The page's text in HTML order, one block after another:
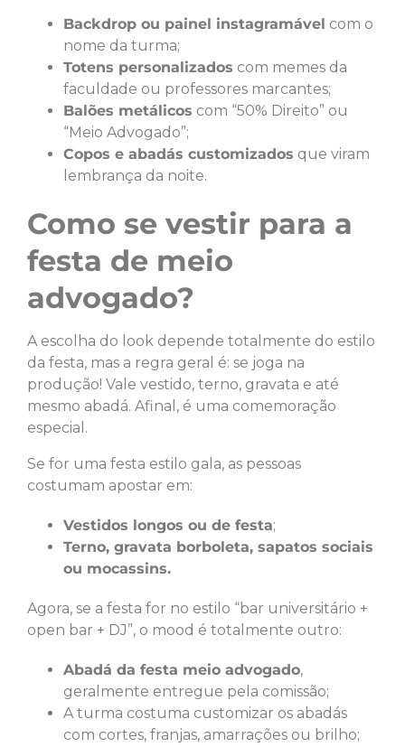
Backdrop ou painel instagramável com o
nome da turma;
Totens personalizados com memes da
faculdade ou professores marcantes;
Balões metálicos com “50% Direito” ou
“Meio Advogado”;
Copos e abadás customizados que viram
lembrança da noite.
Como se vestir para a
festa de meio
advogado?
A escolha do look depende totalmente do estilo
da festa, mas a regra geral é: se joga na
produção! Vale vestido, terno, gravata e até
mesmo abadá. Afinal, é uma comemoração
especial.
Se for uma festa estilo gala, as pessoas
costumam apostar em:
Vestidos longos ou de festa;
Terno, gravata borboleta, sapatos sociais
ou mocassins.
Agora, se a festa for no estilo “bar universitário +
open bar + DJ”, o mood é totalmente outro:
Abadá da festa meio advogado,
geralmente entregue pela comissão;
A turma costuma customizar os abadás
com cortes, franjas, amarrações ou brilho;